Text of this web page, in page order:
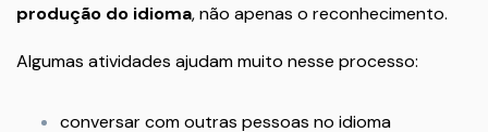
produção do idioma, não apenas o reconhecimento.
Algumas atividades ajudam muito nesse processo:
conversar com outras pessoas no idioma